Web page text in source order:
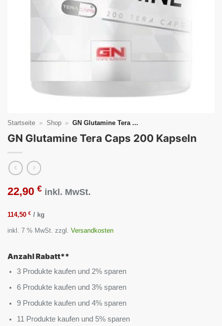
Startseite » Shop » GN Glutamine Tera ...
GN Glutamine Tera Caps 200 Kapseln
22,90 € inkl. MwSt.
114,50 € / kg
inkl. 7 % MwSt. zzgl. Versandkosten
Anzahl Rabatt**
3 Produkte kaufen und 2% sparen
6 Produkte kaufen und 3% sparen
9 Produkte kaufen und 4% sparen
11 Produkte kaufen und 5% sparen